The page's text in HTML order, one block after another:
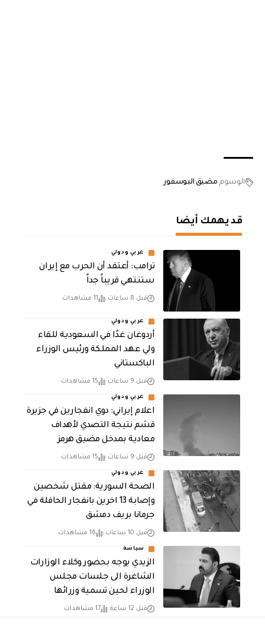
الوسوم مضيق البوسفور
قد يهمك أيضا
عربي ودولي
‏ترامب: أعتقد أن الحرب مع إيران
ستنتهي قريباً جداً
قبل 8 ساعات 11 مشاهدات
عربي ودولي
أردوغان غدًا في السعودية للقاء
ولي عهد المملكة ورئيس الوزراء
الباكستاني
قبل 9 ساعات 15 مشاهدات
عربي ودولي
اعلام إيراني: دوي انفجارين في جزيرة
قشم نتيجة التصدي لأهداف
معادية بمدخل مضيق هرمز
قبل 9 ساعات 15 مشاهدات
عربي ودولي
الصحة السورية: مقتل شخصين
وإصابة 13 اخرين بانفجار الحافلة في
جرمانا بريف دمشق
قبل 10 ساعات 16 مشاهدات
سياسة
الزيدي يوجه بحضور وكلاء الوزارات
الشاغرة الى جلسات مجلس
الوزراء لحين تسمية وزرائها
قبل 12 ساعة 17 مشاهدات